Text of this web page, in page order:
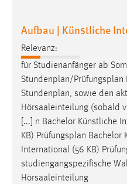
Aufbau | Künstliche
Relevanz:
für Studienanfänger ab
Stundenplan/Prüfungsplan
Stundenplan, sowie den
Hörsaaleinteilung (sobald
[...] n Bachelor Künstliche
KB) Prüfungsplan Bachelor
International (56 KB)
studiengangspezifische
Hörsaaleinteilung